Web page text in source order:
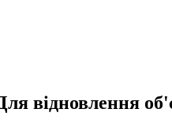
відновлення